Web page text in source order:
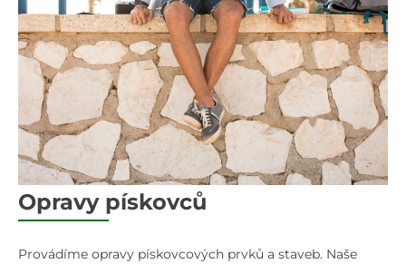
Opravy pískovců
Provádíme opravy pískovcových prvků a staveb. Naše